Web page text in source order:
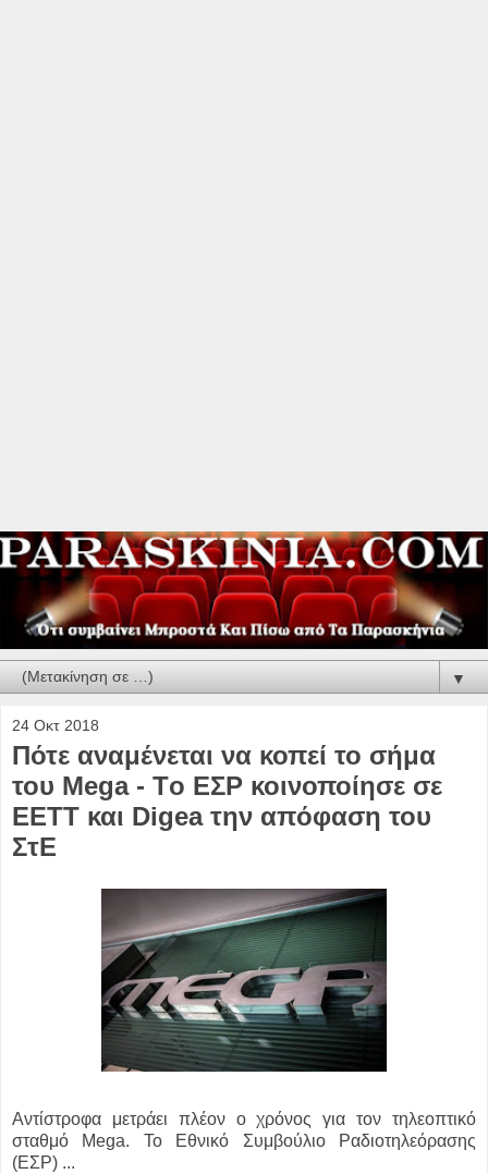
▼
24 Οκτ 2018
Πότε αναμένεται να κοπεί το σήμα
του Mega - Τo ΕΣΡ κοινοποίησε σε
ΕΕΤΤ και Digea την απόφαση του
ΣτΕ
Αντίστροφα μετράει πλέον ο χρόνος για τον τηλεοπτικό
σταθμό Mega. Το Εθνικό Συμβούλιο Ραδιοτηλεόρασης
(ΕΣΡ) ...